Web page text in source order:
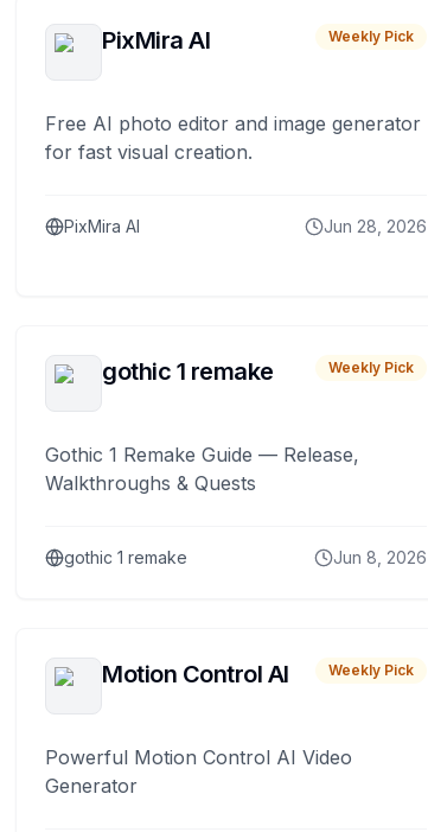
PixMira AI Weekly Pick
Free AI photo editor and image generator
for fast visual creation.
PixMira AI Jun 28, 2026
gothic 1 remake Weekly Pick
Gothic 1 Remake Guide — Release,
Walkthroughs & Quests
gothic 1 remake Jun 8, 2026
Motion Control AI Weekly Pick
Powerful Motion Control AI Video
Generator